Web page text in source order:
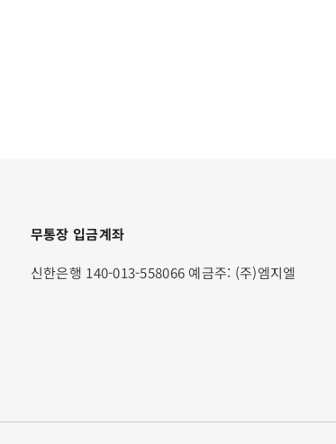
무통장 입금계좌
신한은행 140-013-558066 예금주: (주)엠지엘